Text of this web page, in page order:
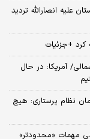
علیه انصارالله تردید
کرد +جزئیات
آمریکا: در حال
نظام پرستاری: هیچ
مهمات «محدودتر»